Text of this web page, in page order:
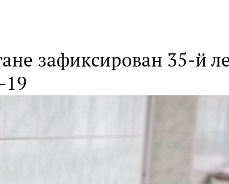
зафиксирован 35-й
19